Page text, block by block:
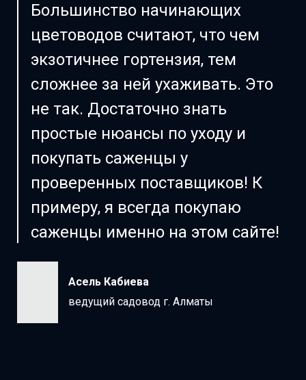
Большинство начинающих
цветоводов считают, что чем
экзотичнее гортензия, тем
сложнее за ней ухаживать. Это
не так. Достаточно знать
простые нюансы по уходу и
покупать саженцы у
проверенных поставщиков! К
примеру, я всегда покупаю
саженцы именно на этом сайте!
Асель Кабиева
ведущий садовод г. Алматы